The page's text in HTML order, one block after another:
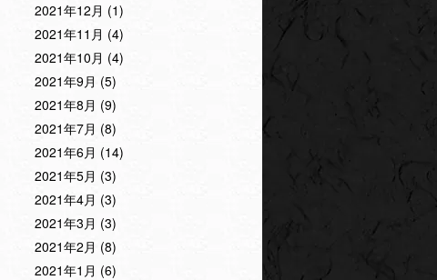
2021年12月 (1)
2021年11月 (4)
2021年10月 (4)
2021年9月 (5)
2021年8月 (9)
2021年7月 (8)
2021年6月 (14)
2021年5月 (3)
2021年4月 (3)
2021年3月 (3)
2021年2月 (8)
2021年1月 (6)